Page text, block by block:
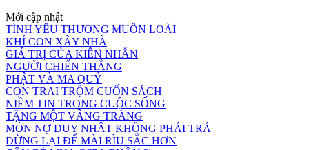
Mới cập nhật
TÌNH YÊU THƯƠNG MUÔN LOÀI
KHỈ CON XÂY NHÀ
GIÁ TRỊ CỦA KIÊN NHẪN
NGƯỜI CHIẾN THẮNG
PHẬT VÀ MA QUỶ
CON TRAI TRỘM CUỐN SÁCH
NIỀM TIN TRONG CUỘC SỐNG
TẶNG MỘT VẦNG TRĂNG
MÓN NỢ DUY NHẤT KHÔNG PHẢI TRẢ
DỪNG LẠI ĐỂ MÀI RÌU SẮC HƠN